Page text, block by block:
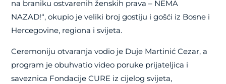
na braniku ostvarenih ženskih prava – NEMA
NAZAD!“, okupio je veliki broj gostiju i gošći iz Bosne i
Hercegovine, regiona i svijeta.
Ceremoniju otvaranja vodio je Duje Martinić Cezar, a
program je obuhvatio video poruke prijateljica i
saveznica Fondacije CURE iz cijelog svijeta,